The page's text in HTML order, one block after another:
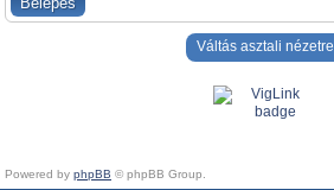
Váltás asztali nézetre
Powered by phpBB © phpBB Group.